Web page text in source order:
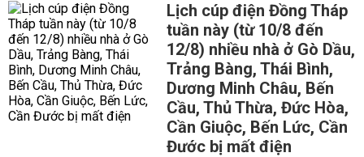
Lịch cúp điện Đồng Tháp
tuần này (từ 10/8 đến
12/8) nhiều nhà ở Gò Dầu,
Trảng Bàng, Thái Bình,
Dương Minh Châu, Bến
Cầu, Thủ Thừa, Đức Hòa,
Cần Giuộc, Bến Lức, Cần
Đước bị mất điện